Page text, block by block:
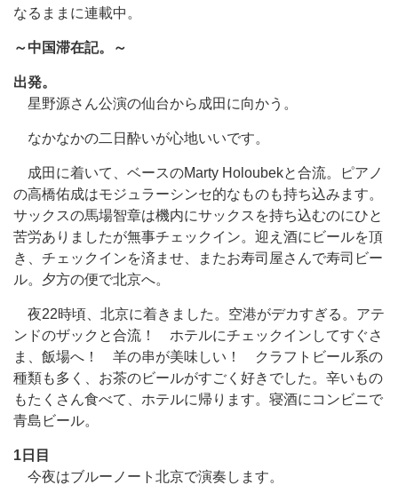
なるままに連載中。
～中国滞在記。～
出発。
星野源さん公演の仙台から成田に向かう。
なかなかの二日酔いが心地いいです。
成田に着いて、ベースのMarty Holoubekと合流。ピアノ
の高橋佑成はモジュラーシンセ的なものも持ち込みます。
サックスの馬場智章は機内にサックスを持ち込むのにひと
苦労ありましたが無事チェックイン。迎え酒にビールを頂
き、チェックインを済ませ、またお寿司屋さんで寿司ビー
ル。夕方の便で北京へ。
夜22時頃、北京に着きました。空港がデカすぎる。アテ
ンドのザックと合流！ ホテルにチェックインしてすぐさ
ま、飯場へ！ 羊の串が美味しい！ クラフトビール系の
種類も多く、お茶のビールがすごく好きでした。辛いもの
もたくさん食べて、ホテルに帰ります。寝酒にコンビニで
青島ビール。
1日目
今夜はブルーノート北京で演奏します。